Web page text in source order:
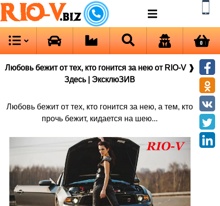
RIO-V.biz
0
Любовь бежит от тех, кто гонится за нею от RIO-V ❱
Здесь | ЭксклюЗИВ
Любовь бежит от тех, кто гонится за нею, а тем, кто
прочь бежит, кидается на шею...